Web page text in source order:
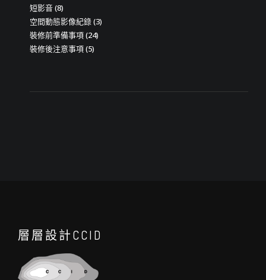
短影音(8)
空間動態影像紀錄(3)
裝修前準備事項(24)
裝修後注意事項(5)
層層設計CCID